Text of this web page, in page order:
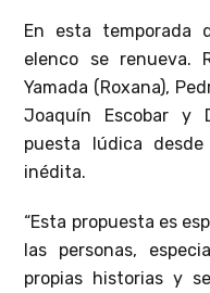
En esta temporada
elenco se renueva.
Yamada (Roxana),
Joaquín Escobar y
puesta lúdica
inédita.
“Esta propuesta es
las personas,
propias historias y